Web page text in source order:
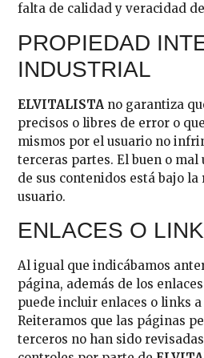
falta de calidad y veracidad
PROPIEDAD
INDUSTRIAL
ELVITALISTA no garantiza
precisos o libres de error o
mismos por el usuario no
terceras partes. El buen o mal
de sus contenidos está bajo
usuario.
ENLACES O
Al igual que indicábamos
página, además de los
puede incluir enlaces o links
Reiteramos que las páginas
terceros no han sido